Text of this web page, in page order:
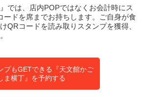
では、店内POPではなくお会計時にス
ードを席までお持ちします。ご自身が食
QRコードを読み取りスタンプを獲得、
プもGETできる『天文館かご
ま横丁』を予約する